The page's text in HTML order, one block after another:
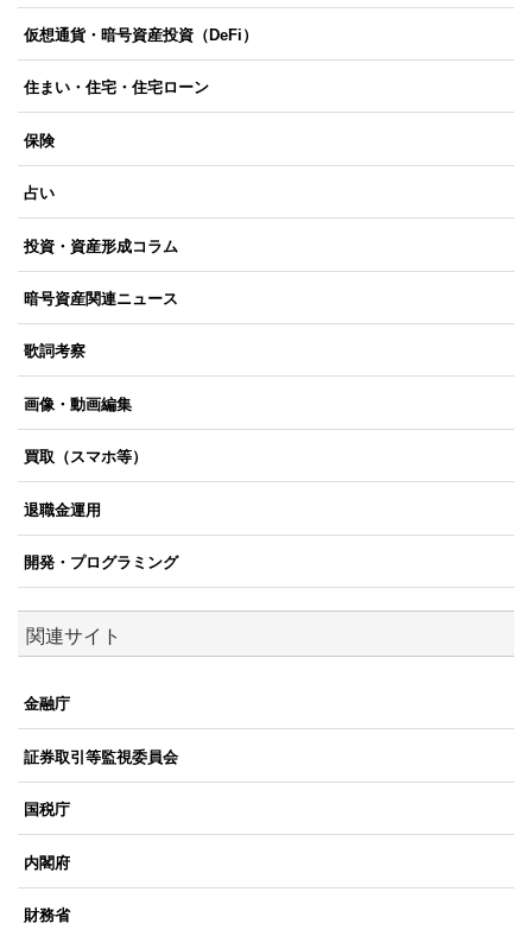
仮想通貨・暗号資産投資（DeFi）
住まい・住宅・住宅ローン
保険
占い
投資・資産形成コラム
暗号資産関連ニュース
歌詞考察
画像・動画編集
買取（スマホ等）
退職金運用
開発・プログラミング
関連サイト
金融庁
証券取引等監視委員会
国税庁
内閣府
財務省